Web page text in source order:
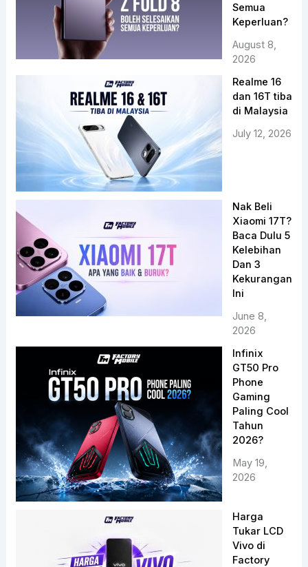
Semua
Keperluan?
August 8,
2026
Realme 16
dan 16T tiba
di Malaysia
July 12, 2026
Nak Beli
Xiaomi 17T?
Baca Dulu 5
Kelebihan
Dan 3
Kekurangan
Ini
June 8,
2026
Infinix
GT50 Pro
Phone
Gaming
Paling Cool
Tahun
2026?
May 19,
2026
Harga
Tukar LCD
Vivo di
Factory